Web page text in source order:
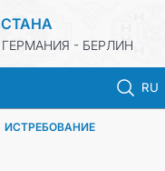
- БЕРЛИН
RU
ИСТРЕБОВАНИЕ